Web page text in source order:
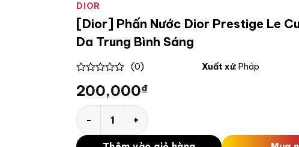
DIOR
[Dior] Phấn Nước Dior Prestige Le
Da Trung Bình Sáng
out
5
(0) Xuất xứ: Pháp
200,000₫
[Dior] Phấn Nước Dior Prestige Le Cushion Teint